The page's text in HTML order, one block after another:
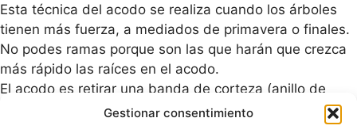
Gestionar consentimiento
Esta técnica del acodo se realiza cuando los árboles
tienen más fuerza, a mediados de primavera o finales.
No podes ramas porque son las que harán que crezca
más rápido las raíces en el acodo.
El acodo es retirar una banda de corteza (anillo de
ancho igual o superior al grosor del tronco del árbol)
alrededor del tronco, por la zona donde queremos que